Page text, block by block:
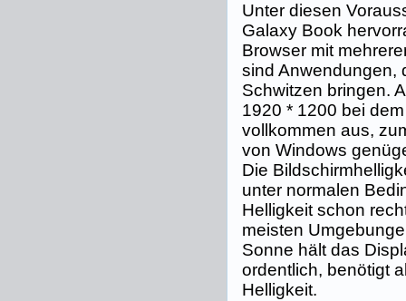
Unter diesen
Galaxy Book
Browser mit
sind Anwendungen,
Schwitzen bringen.
1920 * 1200 bei
vollkommen aus,
von Windows
Die
unter normalen
Helligkeit schon
meisten
Sonne hält das
ordentlich, benötigt
Helligkeit.